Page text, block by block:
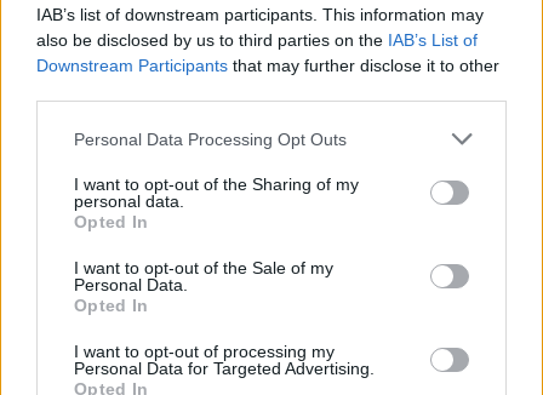
IAB’s list of downstream participants. This information may
also be disclosed by us to third parties on the IAB’s List of
Downstream Participants that may further disclose it to other
Please note that this website/app uses one or more Google
not limited to your visit or usage behaviour. You may click to
grant or deny consent to Google and its third-party tags to
use your data for below specified purposes in below Google
consent section.
Personal Data Processing Opt Outs
I want to opt-out of the Sharing of my
personal data.
Opted In
I want to opt-out of the Sale of my
Personal Data.
Opted In
I want to opt-out of processing my
Personal Data for Targeted Advertising.
Opted In
A matematika egyszerű:
EZEKET IS AJÁNLJUK
FORMA-1
Kikerekedett szemekkel hallgatta